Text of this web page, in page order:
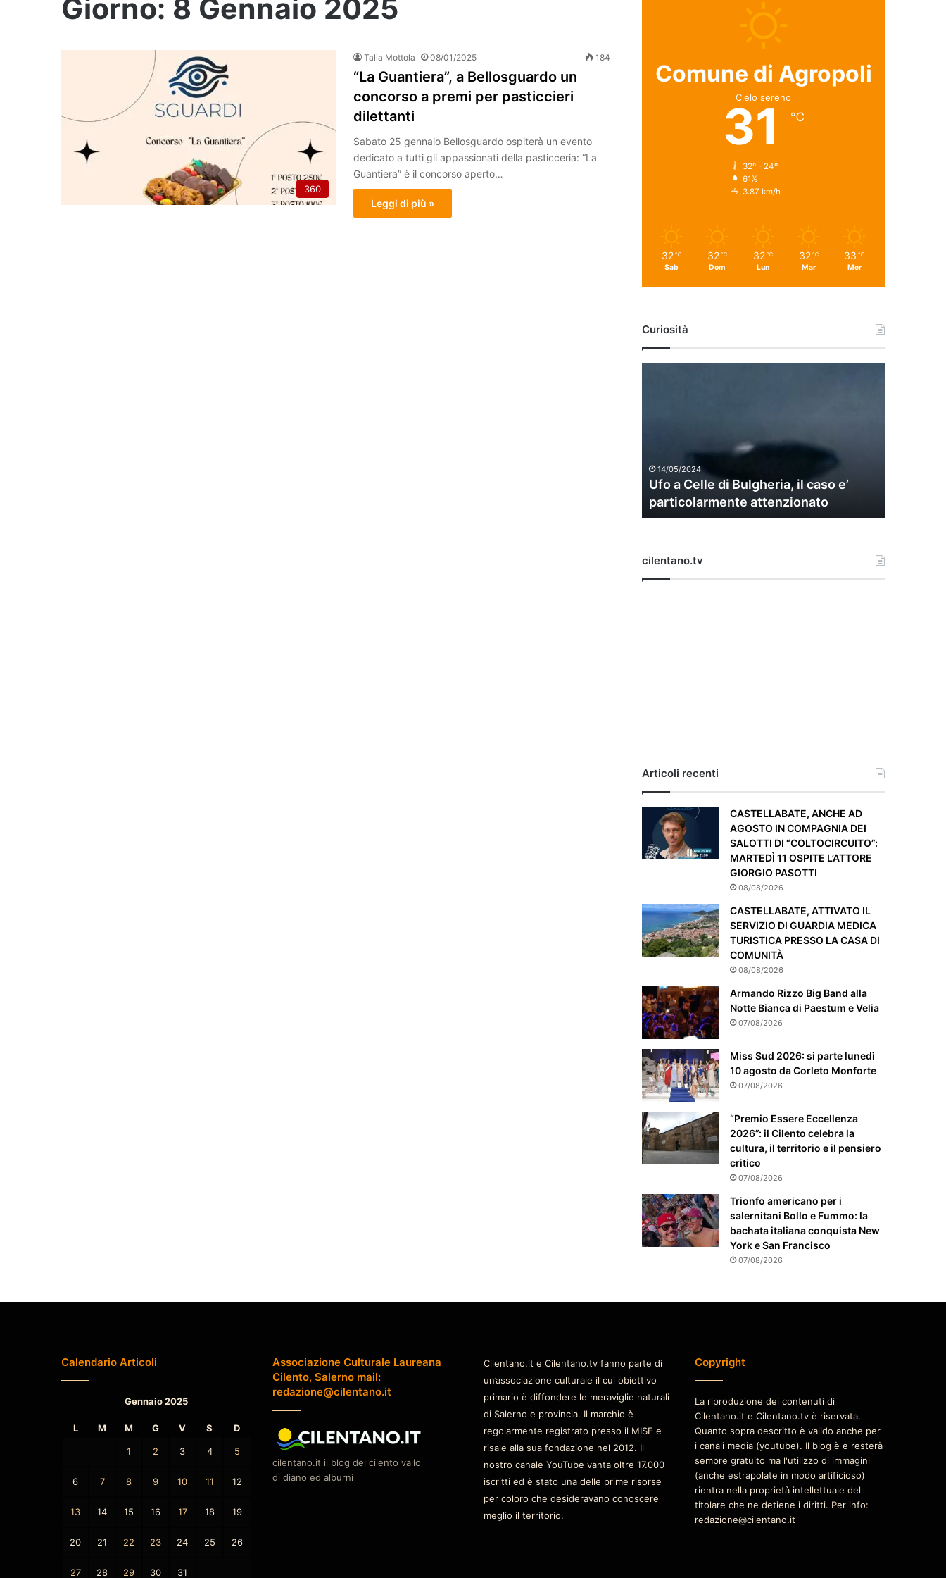
Giorno: 8 Gennaio 2025
360
Talia Mottola 08/01/2025 184
“La Guantiera”, a Bellosguardo un
concorso a premi per pasticcieri
dilettanti
Sabato 25 gennaio Bellosguardo ospiterà un evento
dedicato a tutti gli appassionati della pasticceria: “La
Guantiera” è il concorso aperto…
Leggi di più »
Comune di Agropoli
Cielo sereno
31 ℃
32º - 24º
61%
3.87 km/h
32 ℃
Sab
32 ℃
Dom
32 ℃
Lun
32 ℃
Mar
33 ℃
Mer
Curiosità
i
l
g
e
i
l
a
r
m
t
e
a
t
t
e
n
z
i
o
n
a
14/05/2024
Ufo a Celle di Bulgheria, il caso e’
particolarmente attenzionato
cilentano.tv
Articoli recenti
CASTELLABATE, ANCHE AD
AGOSTO IN COMPAGNIA DEI
SALOTTI DI “COLTOCIRCUITO”:
MARTEDÌ 11 OSPITE L’ATTORE
GIORGIO PASOTTI
08/08/2026
CASTELLABATE, ATTIVATO IL
SERVIZIO DI GUARDIA MEDICA
TURISTICA PRESSO LA CASA DI
COMUNITÀ
08/08/2026
Armando Rizzo Big Band alla
Notte Bianca di Paestum e Velia
07/08/2026
Miss Sud 2026: si parte lunedì
10 agosto da Corleto Monforte
07/08/2026
“Premio Essere Eccellenza
2026”: il Cilento celebra la
cultura, il territorio e il pensiero
critico
07/08/2026
Trionfo americano per i
salernitani Bollo e Fummo: la
bachata italiana conquista New
York e San Francisco
07/08/2026
Calendario Articoli
Gennaio 2025
L M M G V S D
1 2 3 4 5
6 7 8 9 10 11 12
13 14 15 16 17 18 19
20 21 22 23 24 25 26
27 28 29 30 31
Associazione Culturale Laureana
Cilento, Salerno mail:
redazione@cilentano.it
cilentano.it il blog del cilento vallo
di diano ed alburni
Cilentano.it e Cilentano.tv fanno parte di
un’associazione culturale il cui obiettivo
primario è diffondere le meraviglie naturali
di Salerno e provincia. Il marchio è
regolarmente registrato presso il MISE e
risale alla sua fondazione nel 2012. Il
nostro canale YouTube vanta oltre 17.000
iscritti ed è stato una delle prime risorse
per coloro che desideravano conoscere
meglio il territorio.
Copyright
La riproduzione dei contenuti di
Cilentano.it e Cilentano.tv è riservata.
Quanto sopra descritto è valido anche per
i canali media (youtube). Il blog è e resterà
sempre gratuito ma l'utilizzo di immagini
(anche estrapolate in modo artificioso)
rientra nella proprietà intellettuale del
titolare che ne detiene i diritti. Per info:
redazione@cilentano.it